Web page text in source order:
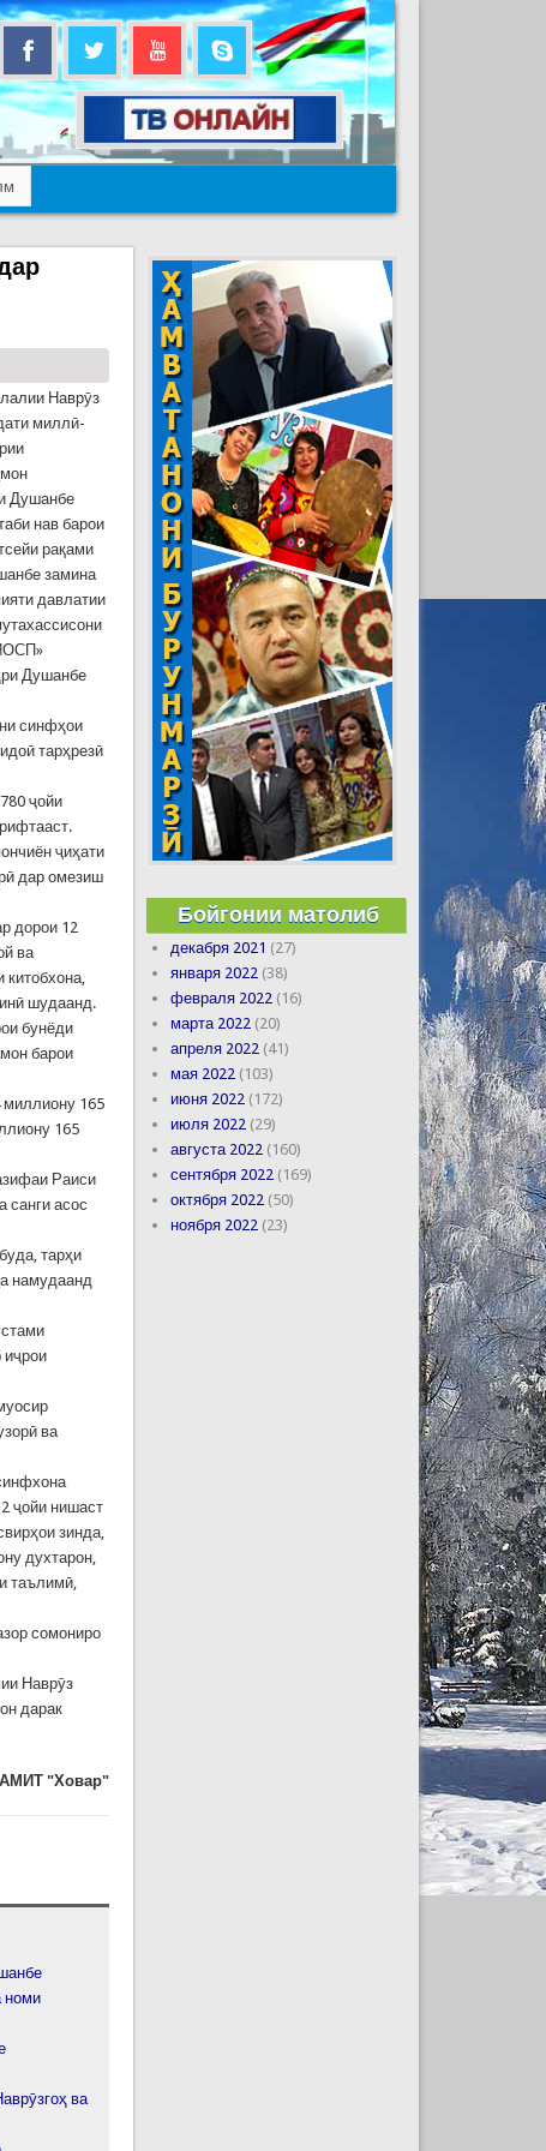
Наврӯз
миллӣ-
Душанбе
нав барои
рақами
замина
давлатии
Душанбе
синфҳои
тарҳрезӣ
ҷойи
ҷиҳати
дар омезиш
дорои 12
ва
китобхона,
шудаанд.
бунёди
барои
миллиону 165
165
Раиси
санги асос
тарҳи
намудаанд
иҷрои
ва
ҷойи нишаст
зинда,
духтарон,
таълимӣ,
сомониро
Наврӯз
дарак
АМИТ "Ховар"
номи
ва
Бойгонии матолиб
декабря 2021 (27)
января 2022 (38)
февраля 2022 (16)
марта 2022 (20)
апреля 2022 (41)
мая 2022 (103)
июня 2022 (172)
июля 2022 (29)
августа 2022 (160)
сентября 2022 (169)
октября 2022 (50)
ноября 2022 (23)